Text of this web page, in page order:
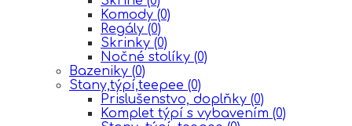
Komody (0)
Regály (0)
Skrinky (0)
Nočné stolíky (0)
Bazeniky (0)
Stany,týpí,teepee (0)
Prislušenstvo, doplňky (0)
Komplet týpí s vybavením (0)